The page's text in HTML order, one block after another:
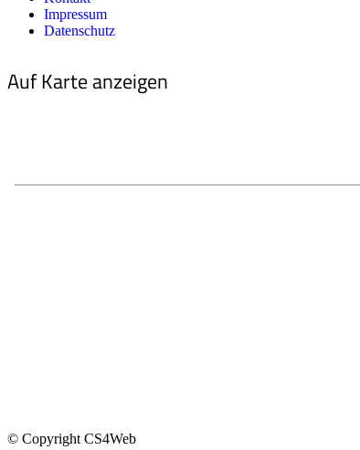
Impressum
Datenschutz
Auf Karte anzeigen
© Copyright CS4Web